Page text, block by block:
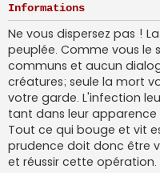
Informations
Ne vous dispersez pas !
peuplée. Comme vous le
communs et aucun
créatures; seule la mort
votre garde. L'infection
tant dans leur
Tout ce qui bouge et vit
prudence doit donc être
et réussir cette opération.